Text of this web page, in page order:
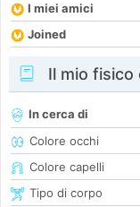
I miei amici
Joined
Il mio fisico
In cerca di
Colore occhi
Colore capelli
Tipo di corpo